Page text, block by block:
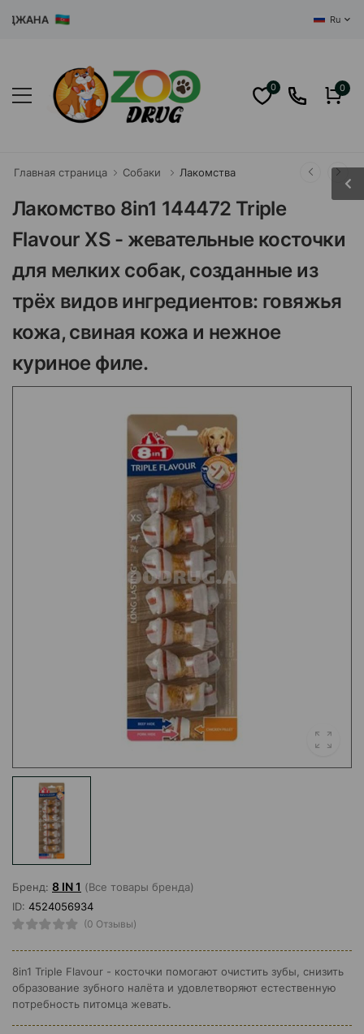
Ru
0 0
Главная страница Собаки Лакомства
Лакомство 8in1 144472 Triple
Flavour XS - жевательные косточки
для мелких собак, созданные из
трёх видов ингредиентов: говяжья
кожа, свиная кожа и нежное
куриное филе.
Бренд: 8 IN 1 (Все товары бренда)
ID: 4524056934
(0 Отзывы)
8in1 Triple Flavour - косточки помогают очистить зубы, снизить
образование зубного налёта и удовлетворяют естественную
потребность питомца жевать.